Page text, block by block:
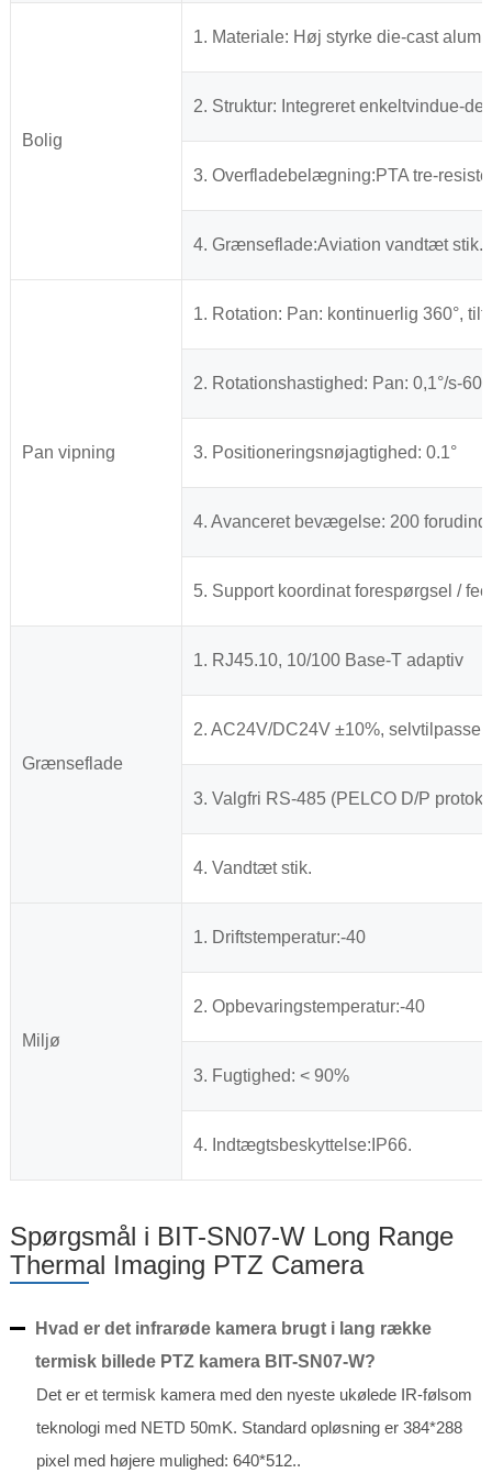
Bolig
1. Materiale: Høj styrke die-cast
2. Struktur: Integreret enkeltvindue-
3. Overfladebelægning:PTA tre-
4. Grænseflade:Aviation vandtæt stik.
Pan vipning
1. Rotation: Pan: kontinuerlig 360°, tilt:
2. Rotationshastighed: Pan: 0,1°/s-
3. Positioneringsnøjagtighed: 0.1°
4. Avanceret bevægelse: 200
5. Support koordinat forespørgsel /
Grænseflade
1. RJ45.10, 10/100 Base-T adaptiv
2. AC24V/DC24V ±10%,
3. Valgfri RS-485 (PELCO D/P
4. Vandtæt stik.
Miljø
1. Driftstemperatur:-40
2. Opbevaringstemperatur:-40
3. Fugtighed: < 90%
4. Indtægtsbeskyttelse:IP66.
Spørgsmål i BIT-SN07-W Long Range
Thermal Imaging PTZ Camera
Hvad er det infrarøde kamera brugt i lang række
termisk billede PTZ kamera BIT-SN07-W?
Det er et termisk kamera med den nyeste ukølede IR-følsom
teknologi med NETD 50mK. Standard opløsning er 384*288
pixel med højere mulighed: 640*512..